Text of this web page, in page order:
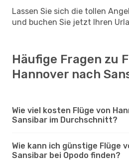
Lassen Sie sich die tollen
und buchen Sie jetzt Ihren
Häufige Fragen zu
Hannover nach
Wie viel kosten Flüge von
Sansibar im Durchschnitt?
Wie kann ich günstige Flüge
Sansibar bei Opodo finden?